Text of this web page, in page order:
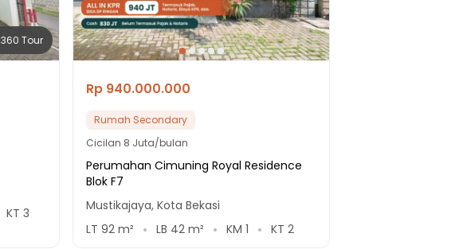
360 Tour
KT 3
Rp 940.000.000
Rumah Secondary
Cicilan 8 Juta/bulan
Perumahan Cimuning Royal Residence
Blok F7
Mustikajaya, Kota Bekasi
LT92 m² LB 42 m² KM1 KT2